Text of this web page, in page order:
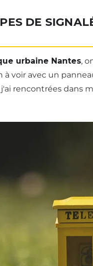
DE
urbaine Nantes,
voir avec un
rencontrées dans